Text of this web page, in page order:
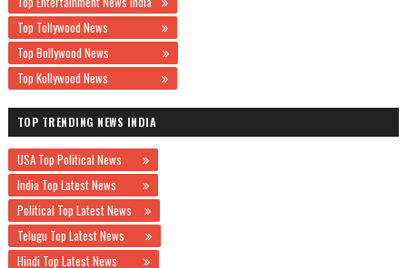
Top Tollywood News
Top Bollywood News
Top Kollywood News
TOP TRENDING NEWS INDIA
USA Top Political News
India Top Latest News
Political Top Latest News
Telugu Top Latest News
Hindi Top Latest News